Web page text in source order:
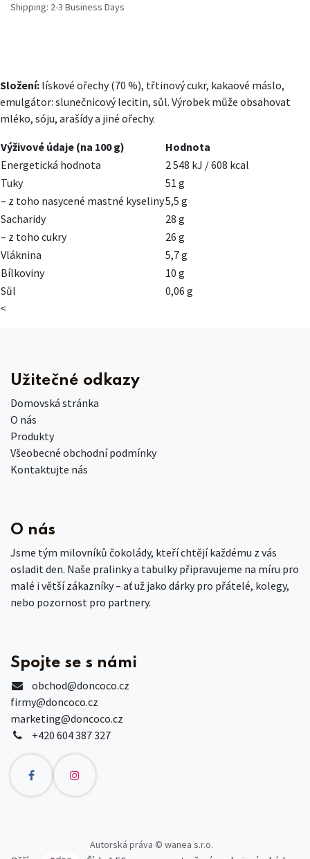
Shipping: 2-3 Business Days
Složení: lískové ořechy (70 %), třtinový cukr, kakaové máslo,
emulgátor: slunečnicový lecitin, sůl. Výrobek může obsahovat
mléko, sóju, arašídy a jiné ořechy.
Výživové údaje (na 100 g)
Hodnota
Energetická hodnota
2 548 kJ / 608 kcal
Tuky
51 g
– z toho nasycené mastné kyseliny5,5 g
Sacharidy
28 g
– z toho cukry
26 g
Vláknina
5,7 g
Bílkoviny
10 g
Sůl
0,06 g
<
Užitečné odkazy
Domovská stránka
O nás
Produkty
Všeobecné obchodní podmínky
Kontaktujte nás
O nás
Jsme tým milovníků čokolády, kteří chtějí každému z vás
osladit den. Naše pralinky a tabulky připravujeme na míru pro
malé i větší zákazníky – ať už jako dárky pro přátelé, kolegy,
nebo pozornost pro partnery.
Spojte se s námi
obchod@doncoco.cz
firmy@doncoco.cz
marketing@doncoco.cz
+420 604 387 327
Autorská práva © wanea s.r.o.